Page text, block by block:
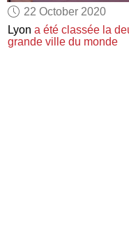
22 October 2020
Lyona été classée la
grande ville du monde